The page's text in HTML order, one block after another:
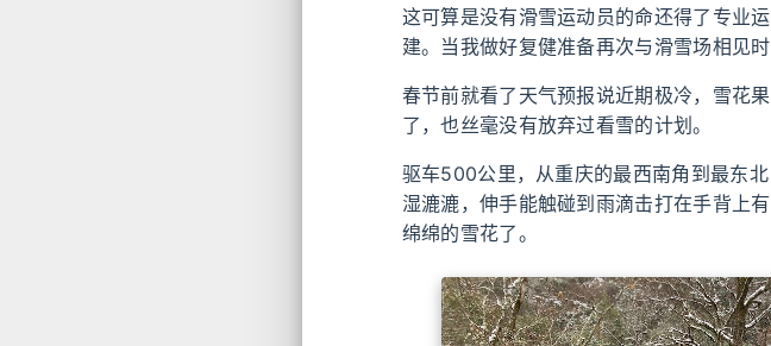
这可算是没有滑雪运动员的命还得了专业
建。当我做好复健准备再次与滑雪场相见
春节前就看了天气预报说近期极冷，雪花
了，也丝毫没有放弃过看雪的计划。
驱车500公里，从重庆的最西南角到最东
湿漉漉，伸手能触碰到雨滴击打在手背上
绵绵的雪花了。